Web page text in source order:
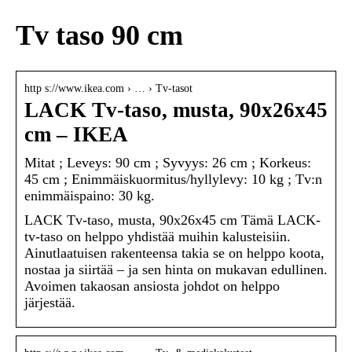
Tv taso 90 cm
http s://www.ikea.com › … › Tv-tasot
LACK Tv-taso, musta, 90x26x45
cm – IKEA
Mitat ; Leveys: 90 cm ; Syvyys: 26 cm ; Korkeus:
45 cm ; Enimmäiskuormitus/hyllylevy: 10 kg ; Tv:n
enimmäispaino: 30 kg.
LACK Tv-taso, musta, 90x26x45 cm Tämä LACK-
tv-taso on helppo yhdistää muihin kalusteisiin.
Ainutlaatuisen rakenteensa takia se on helppo koota,
nostaa ja siirtää – ja sen hinta on mukavan edullinen.
Avoimen takaosan ansiosta johdot on helppo
järjestää.